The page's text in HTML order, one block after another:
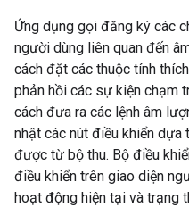
Ứng dụng gọi đăng ký các
người dùng liên quan đến
cách đặt các thuộc tính
phản hồi các sự kiện chạm
cách đưa ra các lệnh âm
nhật các nút điều khiển dựa
được từ bộ thu. Bộ điều
điều khiển trên giao diện
hoạt động hiện tại và trạng